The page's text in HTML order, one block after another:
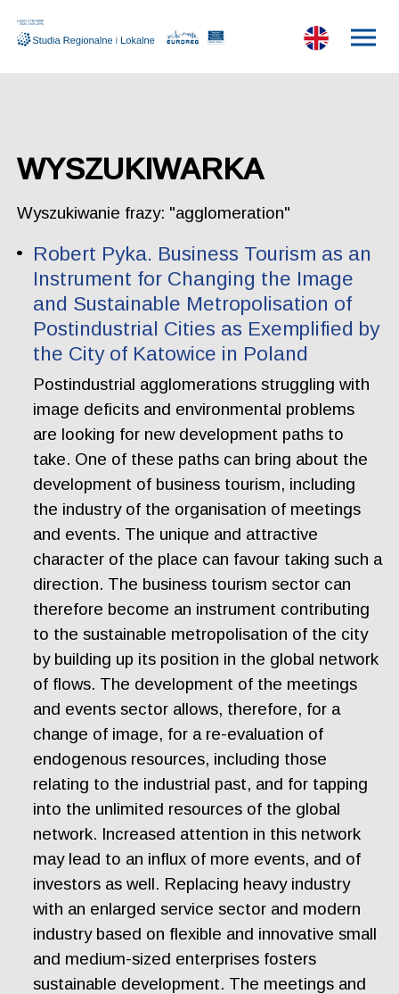
WYSZUKIWARKA
Wyszukiwanie frazy: "agglomeration"
Robert Pyka. Business Tourism as an
Instrument for Changing the Image
and Sustainable Metropolisation of
Postindustrial Cities as Exemplified by
the City of Katowice in Poland
Postindustrial agglomerations struggling with
image deficits and environmental problems
are looking for new development paths to
take. One of these paths can bring about the
development of business tourism, including
the industry of the organisation of meetings
and events. The unique and attractive
character of the place can favour taking such a
direction. The business tourism sector can
therefore become an instrument contributing
to the sustainable metropolisation of the city
by building up its position in the global network
of flows. The development of the meetings
and events sector allows, therefore, for a
change of image, for a re-evaluation of
endogenous resources, including those
relating to the industrial past, and for tapping
into the unlimited resources of the global
network. Increased attention in this network
may lead to an influx of more events, and of
investors as well. Replacing heavy industry
with an enlarged service sector and modern
industry based on flexible and innovative small
and medium-sized enterprises fosters
sustainable development. The meetings and